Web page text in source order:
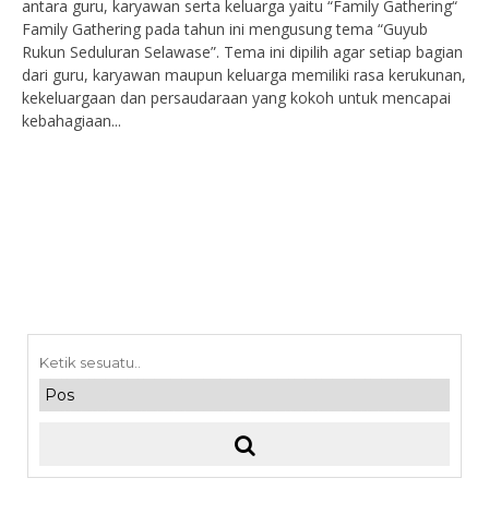
antara guru, karyawan serta keluarga yaitu “Family Gathering“
Family Gathering pada tahun ini mengusung tema “Guyub
Rukun Seduluran Selawase”. Tema ini dipilih agar setiap bagian
dari guru, karyawan maupun keluarga memiliki rasa kerukunan,
kekeluargaan dan persaudaraan yang kokoh untuk mencapai
kebahagiaan...